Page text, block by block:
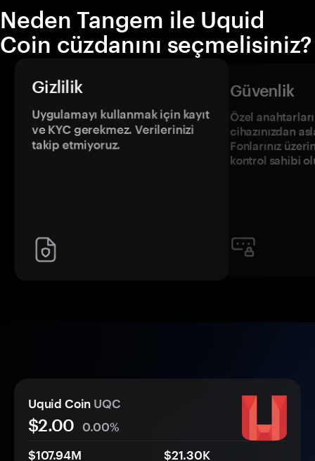
Neden Tangem ile Uquid
Coin cüzdanını seçmelisiniz?
Gizlilik
Uygulamayı kullanmak için kayıt
ve KYC gerekmez. Verilerinizi
takip etmiyoruz.
Güvenlik
Özel
cihazınızdan
Fonlarınız
kontrol sahibi
Uquid Coin UQC
$2.00
0.00%
$107.94M
$21.30K